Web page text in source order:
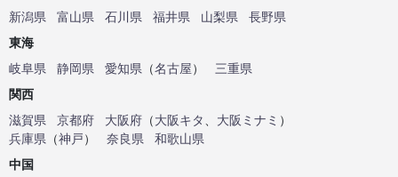
新潟県
富山県 石川県 福井県 山梨県
長野県
東海
岐阜県
静岡県 愛知県 （名古屋）
三重県
関西
滋賀県
京都府 大阪府 （大阪キタ 大阪ミナミ ）
兵庫県 （神戸） 奈良県
和歌山県
中国